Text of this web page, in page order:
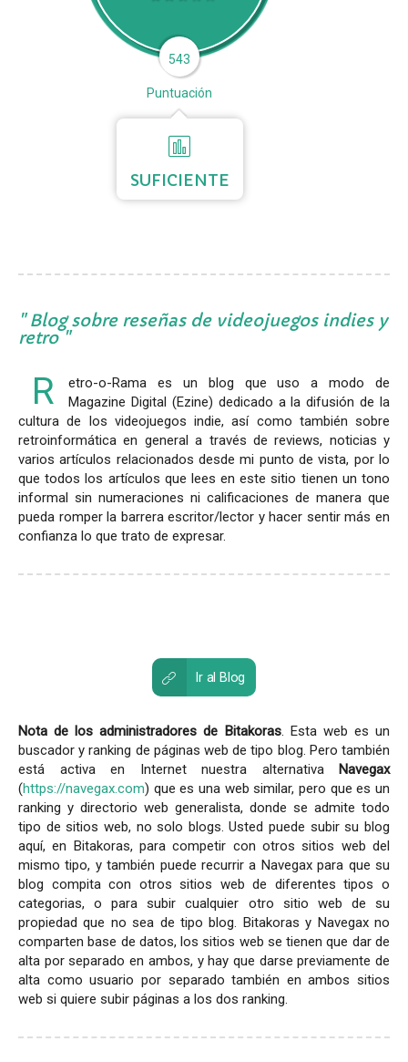
543
Puntuación
SUFICIENTE
Blog sobre reseñas de videojuegos indies y
retro
R
etro-o-Rama es un blog que uso a modo de
Magazine Digital (Ezine) dedicado a la difusión de la
cultura de los videojuegos indie, así como también sobre
retroinformática en general a través de reviews, noticias y
varios artículos relacionados desde mi punto de vista, por lo
que todos los artículos que lees en este sitio tienen un tono
informal sin numeraciones ni calificaciones de manera que
pueda romper la barrera escritor/lector y hacer sentir más en
confianza lo que trato de expresar.
Ir al Blog
Nota de los administradores de Bitakoras. Esta web es un
buscador y ranking de páginas web de tipo blog. Pero también
está activa en Internet nuestra alternativa Navegax
(https://navegax.com) que es una web similar, pero que es un
ranking y directorio web generalista, donde se admite todo
tipo de sitios web, no solo blogs. Usted puede subir su blog
aquí, en Bitakoras, para competir con otros sitios web del
mismo tipo, y también puede recurrir a Navegax para que su
blog compita con otros sitios web de diferentes tipos o
categorias, o para subir cualquier otro sitio web de su
propiedad que no sea de tipo blog. Bitakoras y Navegax no
comparten base de datos, los sitios web se tienen que dar de
alta por separado en ambos, y hay que darse previamente de
alta como usuario por separado también en ambos sitios
web si quiere subir páginas a los dos ranking.